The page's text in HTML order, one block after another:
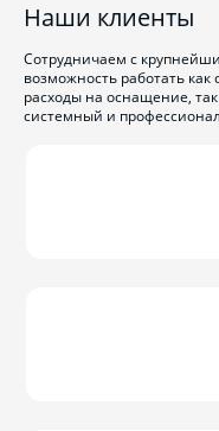
Наши клиенты
Сотрудничаем с
возможность работать
расходы на оснащение,
системный и